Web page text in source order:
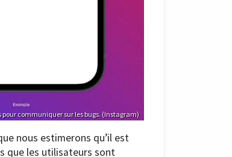
communiquer sur les bugs. (Instagram)
nous estimerons qu’il est
que les utilisateurs sont